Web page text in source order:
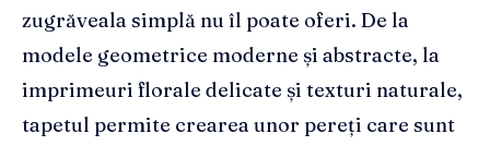
zugrăveala simplă nu îl poate oferi. De la
modele geometrice moderne și abstracte, la
imprimeuri florale delicate și texturi naturale,
tapetul permite crearea unor pereți care sunt